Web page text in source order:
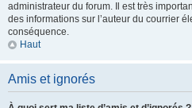
administrateur du forum. Il est très
des informations sur l’auteur du courrier
conséquence.
Haut
Amis et ignorés